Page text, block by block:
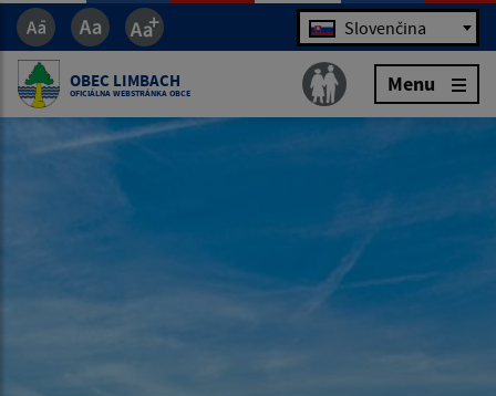
Jazyk Slovenčina
OBEC LIMBACH
OFICIÁLNA WEBSTRÁNKA OBCE Menu